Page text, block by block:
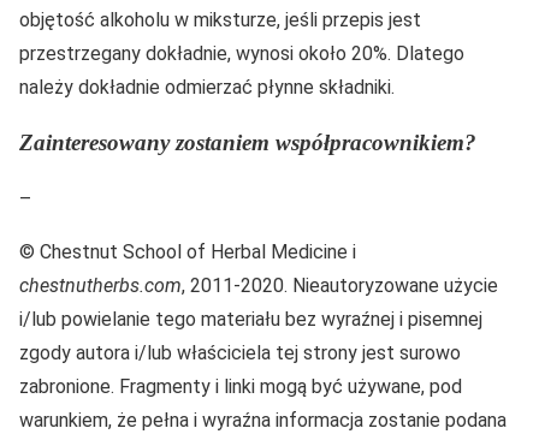
objętość alkoholu w miksturze, jeśli przepis jest
przestrzegany dokładnie, wynosi około 20%. Dlatego
należy dokładnie odmierzać płynne składniki.
Zainteresowany zostaniem współpracownikiem?
–
© Chestnut School of Herbal Medicine i
chestnutherbs.com, 2011-2020. Nieautoryzowane użycie
i/lub powielanie tego materiału bez wyraźnej i pisemnej
zgody autora i/lub właściciela tej strony jest surowo
zabronione. Fragmenty i linki mogą być używane, pod
warunkiem, że pełna i wyraźna informacja zostanie podana